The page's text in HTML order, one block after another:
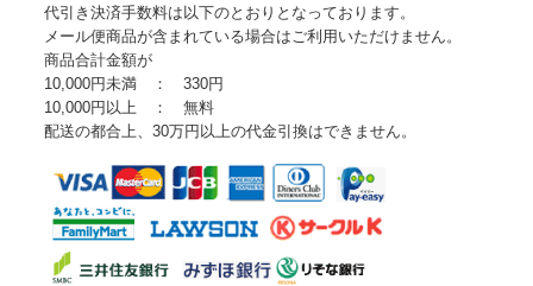
代引き決済手数料は以下のとおりとなっております。
メール便商品が含まれている場合はご利用いただけません。
商品合計金額が
10,000円未満 ： 330円
10,000円以上 ： 無料
配送の都合上、30万円以上の代金引換はできません。